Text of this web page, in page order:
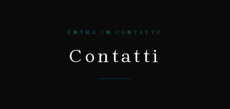
ENTRA IN CONTATTO
Contatti